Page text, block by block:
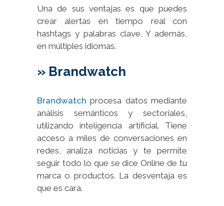
Una de sus ventajas es que puedes
crear alertas en tiempo real con
hashtags y palabras clave. Y además,
en múltiples idiomas.
» Brandwatch
Brandwatch procesa datos mediante
análisis semánticos y sectoriales,
utilizando inteligencia artificial. Tiene
acceso a miles de conversaciones en
redes, analiza noticias y te permite
seguir todo lo que se dice Online de tu
marca o productos. La desventaja es
que es cara.